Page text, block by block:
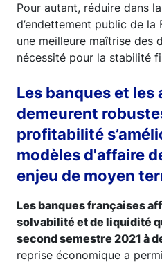
Pour autant, réduire dans
d’endettement public de la
une meilleure maîtrise des
nécessité pour la stabilité
Les banques et les
demeurent
profitabilité
modèles d'affaire
enjeu de moyen
Les banques françaises
solvabilité et de liquidité
second semestre 2021 à
reprise économique a